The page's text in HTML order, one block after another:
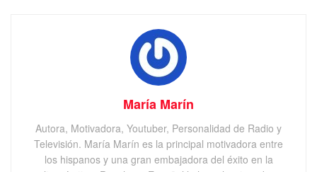
María Marín
Autora, Motivadora, Youtuber, Personalidad de Radio y
Televisión. María Marín es la principal motivadora entre
los hispanos y una gran embajadora del éxito en la